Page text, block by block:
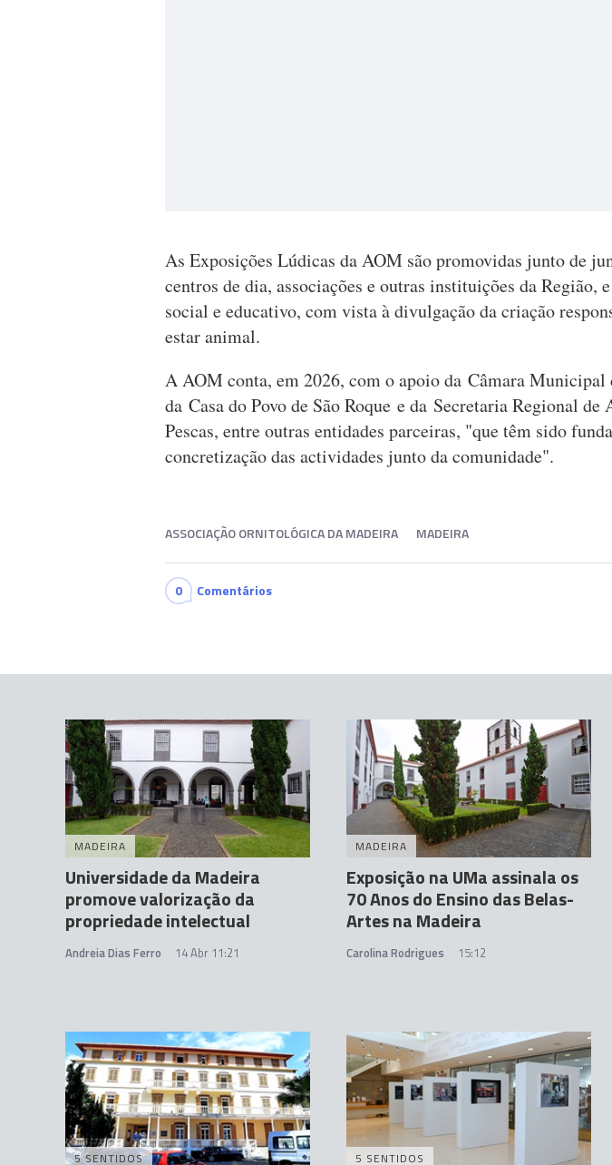
As Exposições Lúdicas da AOM são promovidas junto de
centros de dia, associações e outras instituições da Região,
social e educativo, com vista à divulgação da criação
estar animal.
A AOM conta, em 2026, com o apoio da Câmara Municipal
da Casa do Povo de São Roque e da Secretaria Regional
Pescas, entre outras entidades parceiras, "que têm sido
concretização das actividades junto da comunidade".
ASSOCIAÇÃO ORNITOLÓGICA DA MADEIRA MADEIRA
0 Comentários
MADEIRA
Universidade da Madeira
promove valorização da
propriedade intelectual
Andreia Dias Ferro 14 Abr 11:21
MADEIRA
Exposição na UMa assinala os
70 Anos do Ensino das Belas-
Artes na Madeira
Carolina Rodrigues 15:12
5 SENTIDOS 5 SENTIDOS